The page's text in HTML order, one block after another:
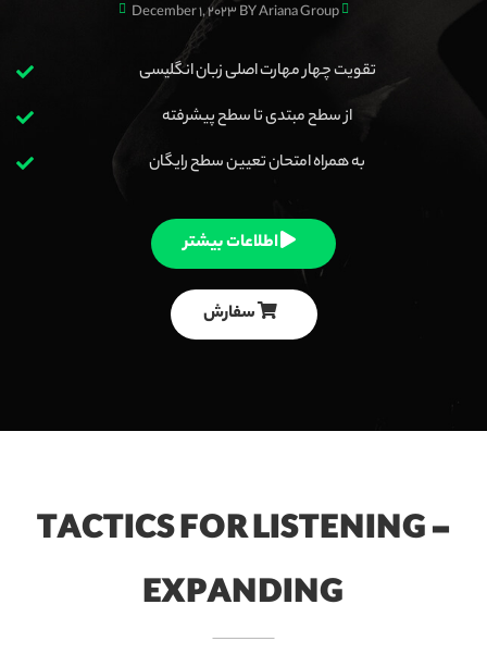
BY Ariana Group
December 1, 2023
تقویت چهار مهارت اصلی زبان انگلیسی
از سطح مبتدی تا سطح پیشرفته
به همراه امتحان تعیین سطح رایگان
اطلاعات بیشتر
سفارش
TACTICS FOR LISTENING -
EXPANDING